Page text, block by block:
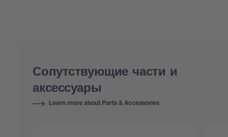
Сопутствующие части и
аксессуары
Learn more about Parts & Accessories